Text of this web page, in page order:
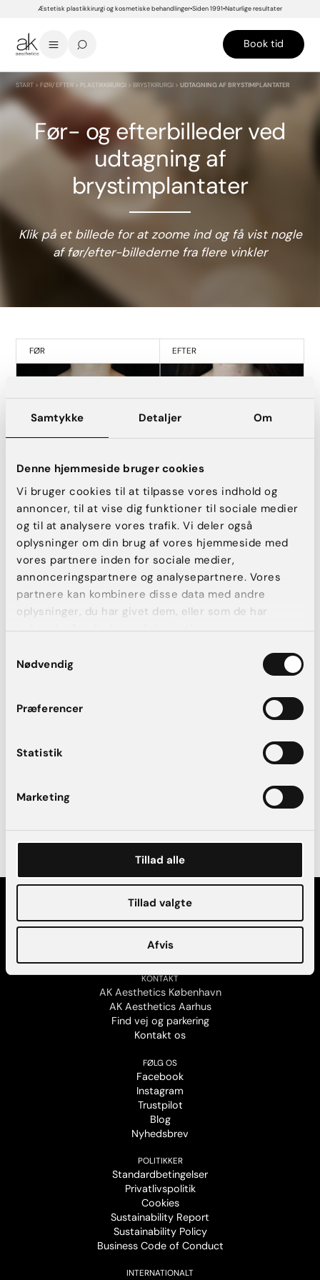
Samtykke Detaljer Om
Denne hjemmeside bruger cookies
Vi bruger cookies til at tilpasse vores indhold og
annoncer, til at vise dig funktioner til sociale medier
og til at analysere vores trafik. Vi deler også
oplysninger om din brug af vores hjemmeside med
vores partnere inden for sociale medier,
annonceringspartnere og analysepartnere. Vores
partnere kan kombinere disse data med andre
oplysninger, du har givet dem, eller som de har
indsamlet fra din brug af deres tjenester.
Nødvendig
Præferencer
Statistik
Marketing
Tillad alle
Tillad valgte
Afvis
Æstetisk plastikkirurgi og kosmetiske behandlinger Siden 1991 Naturlige resultater
Book tid
START >FØR/EFTER > PLASTIKKIRURGI >BRYSTKIRURGI >UDTAGNING AF BRYSTIMPLANTATER
Før- og efterbilleder ved
udtagning af
brystimplantater
Klik på et billede for at zoome ind og få vist nogle
affør/efter-billederne fraflere vinkler
FØR EFTER
Udtagning af brystimplantater.
FØR EFTER
Før- og efterbilleder viser eksempler på individuelle resultater. Alle
KONTAKT
AK Aesthetics København
AK Aesthetics Aarhus
Find vej og parkering
Kontakt os
FØLG OS
Facebook
Instagram
Trustpilot
Blog
Nyhedsbrev
POLITIKKER
Standardbetingelser
Privatlivspolitik
Cookies
Sustainability Report
Sustainability Policy
Business Code of Conduct
INTERNATIONALT